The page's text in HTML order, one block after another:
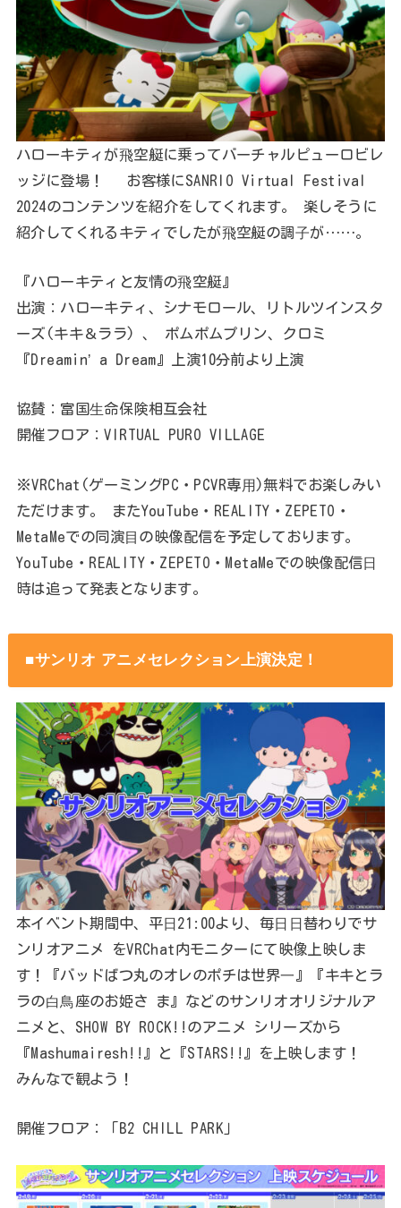
ハローキティが⾶空艇に乗ってバーチャルピューロビレ
ッジに登場！ お客様にSANRIO Virtual Festival
2024のコンテンツを紹介をしてくれます。 楽しそうに
紹介してくれるキティでしたが⾶空艇の調⼦が……。
『ハローキティと友情の⾶空艇』
出演：ハローキティ、シナモロール、リトルツインスタ
ーズ(キキ＆ララ) 、 ポムポムプリン、クロミ
『Dreaminʼ a Dream』上演10分前より上演
協賛：富国⽣命保険相互会社
開催フロア：VIRTUAL PURO VILLAGE
※VRChat(ゲーミングPC・PCVR専⽤)無料でお楽しみい
ただけます。 またYouTube・REALITY・ZEPETO・
MetaMeでの同演⽬の映像配信を予定しております。
YouTube・REALITY・ZEPETO・MetaMeでの映像配信⽇
時は追って発表となります。
■サンリオ アニメセレクション上演決定！
本イベント期間中、平⽇21:00より、毎⽇⽇替わりでサ
ンリオアニメ をVRChat内モニターにて映像上映しま
す！『バッドばつ丸のオレのポチは世界⼀』『キキとラ
ラの⽩⿃座のお姫さ ま』などのサンリオオリジナルア
ニメと、SHOW BY ROCK!!のアニメ シリーズから
『Mashumairesh!!』と『STARS!!』を上映します！
みんなで観よう！
開催フロア：「B2 CHILL PARK」